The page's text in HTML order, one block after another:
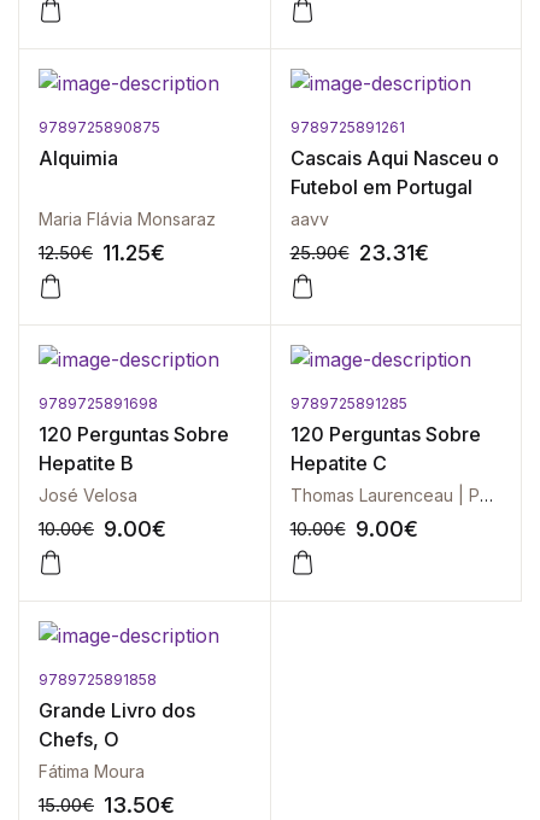
9789725890875
Alquimia
Maria Flávia Monsaraz
12.50€ 11.25€
9789725891261
Cascais Aqui Nasceu o
Futebol em Portugal
aavv
25.90€ 23.31€
9789725891698
120 Perguntas Sobre
Hepatite B
José Velosa
10.00€ 9.00€
9789725891285
120 Perguntas Sobre
Hepatite C
Thomas Laurenceau | Patrick Marcellin
10.00€ 9.00€
9789725891858
Grande Livro dos
Chefs, O
Fátima Moura
15.00€ 13.50€